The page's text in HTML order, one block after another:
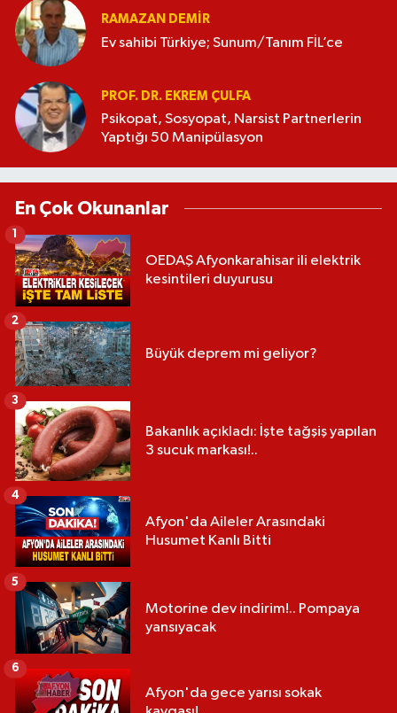
RAMAZAN DEMİR
Ev sahibi Türkiye; Sunum/Tanım FİL’ce
PROF. DR. EKREM ÇULFA
Psikopat, Sosyopat, Narsist Partnerlerin
Yaptığı 50 Manipülasyon
En Çok Okunanlar
OEDAŞ Afyonkarahisar ili elektrik
kesintileri duyurusu
1
Büyük deprem mi geliyor?
2
Bakanlık açıkladı: İşte tağşiş yapılan
3 sucuk markası!..
3
Afyon'da Aileler Arasındaki
Husumet Kanlı Bitti
4
Motorine dev indirim!.. Pompaya
yansıyacak
5
Afyon'da gece yarısı sokak
6